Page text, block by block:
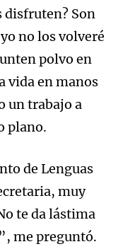
disfruten? Son
no los volveré
polvo en
vida en manos
un trabajo a
plano.
de Lenguas
muy
te da lástima
me preguntó.